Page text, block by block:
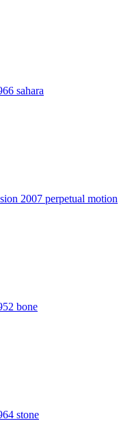
sahara
2007 perpetual motion
bone
stone